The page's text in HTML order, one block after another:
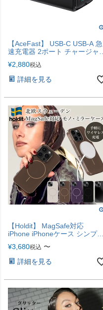
【AceFast】 USB-C USB-A 急
速充電器 2ポート チャージャー
¥2,880税込
詳細を見る
【Holdit】 MagSafe対応
iPhone iPhoneケース シンプル
MagSafe対応ケース iPhone17e
iPhone17 iPhone17Pro
iPhoneAir iPhone17ProMax
¥3,680税込 〜
詳細を見る